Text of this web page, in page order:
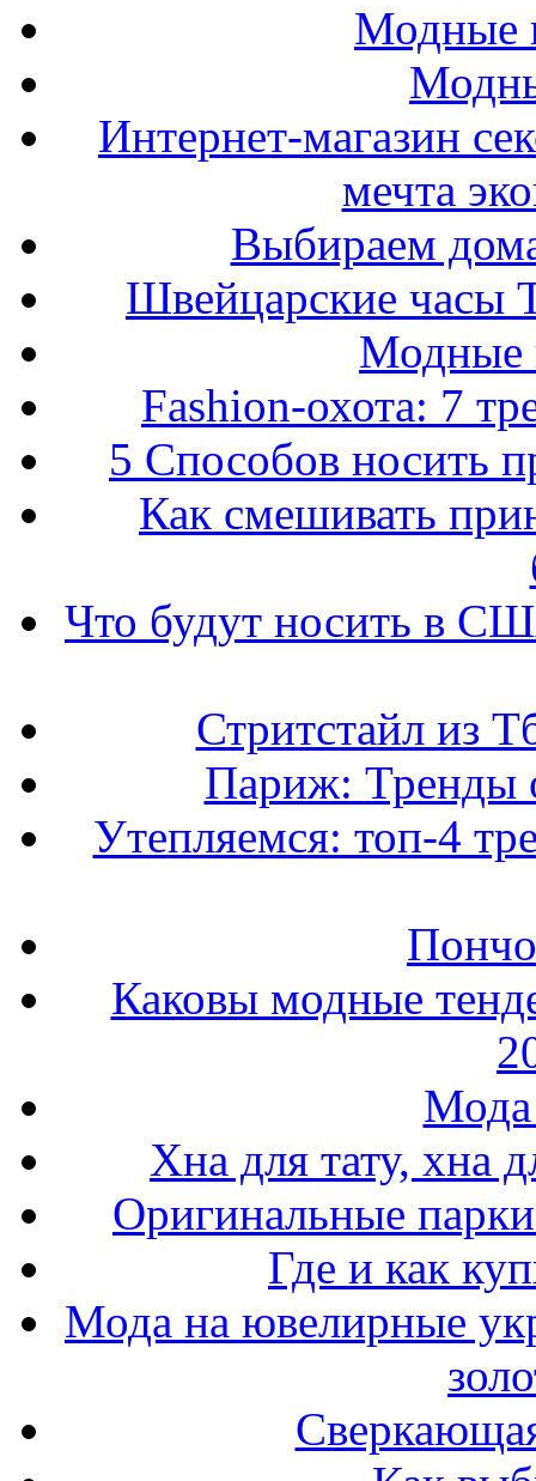
Модные
Интернет-магазин
мечта
Выбираем
Швейцарские часы
Модные
Fashion-охота: 7
5 Способов носить
Как смешивать
Что будут носить в
Стритстайл из
Париж: Тренды
Утепляемся: топ-4
Каковы модные
Мода
Хна для тату, хна
Оригинальные
Где и как
Мода на ювелирные